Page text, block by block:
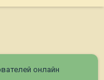
онлайн